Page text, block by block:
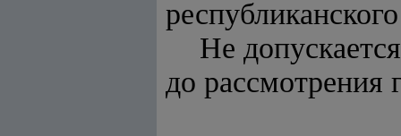
Не
до рассмотрения